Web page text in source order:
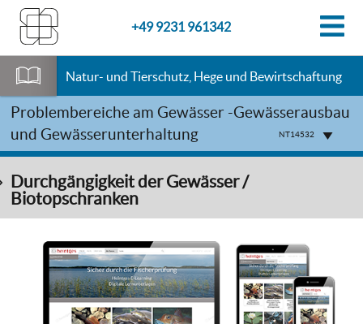
+49 9231 961342
Natur- und Tierschutz, Hege und Bewirtschaftung
Problembereiche am Gewässer -Gewässerausbau
und Gewässerunterhaltung
NT14532
Durchgängigkeit der Gewässer /
Biotopschranken